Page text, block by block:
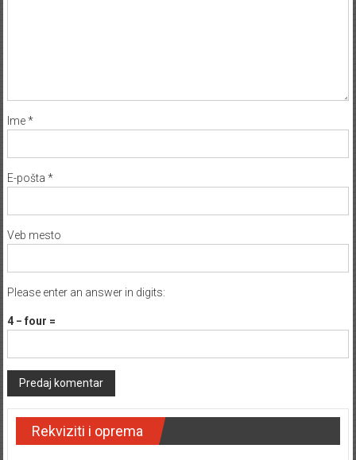
Ime*
E-pošta *
Veb mesto
Please enter an answer in digits:
4 − four =
Rekviziti i oprema